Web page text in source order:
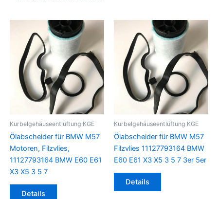
Kurbelgehäuseentlüftung KGE
Ölabscheider für BMW M57
Motoren, Filzvlies,
11127793164 BMW E60 E61
X3 X5 3 5 7
Details
Kurbelgehäuseentlüftung KGE
Ölabscheider für BMW M57
Filzvlies 11127793164 BMW
E60 E61 X3 X5 3 5 7 3er 5er
Details